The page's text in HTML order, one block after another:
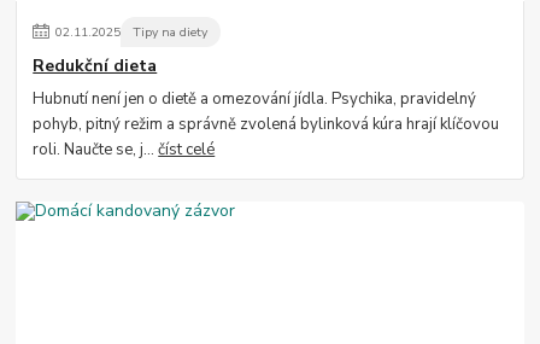
02.11.2025 Tipy na diety
Redukční dieta
Hubnutí není jen o dietě a omezování jídla. Psychika, pravidelný
pohyb, pitný režim a správně zvolená bylinková kúra hrají klíčovou
roli. Naučte se, j...číst celé